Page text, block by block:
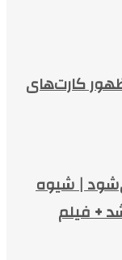
کارت‌های
| شیوه
+ فیلم